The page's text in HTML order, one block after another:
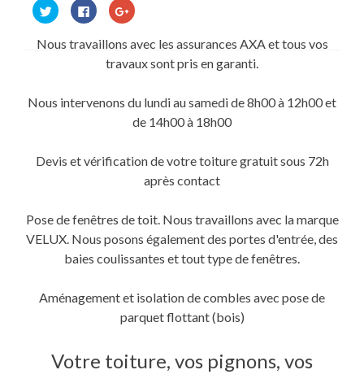
Cliquez
pour
partager
Twitter(ouvre
Cliquez
pour
partager
sur
Facebook(ouvre
dans
une
Cliquez
pour
Google+
dans
fenêtre)
Nous travaillons avec les assurances AXA et tous vos
travaux sont pris en garanti.
Nous intervenons du lundi au samedi de 8h00 à 12h00 et
de 14h00 à 18h00
Devis et vérification de votre toiture gratuit sous 72h
après contact
Pose de fenêtres de toit. Nous travaillons avec la marque
VELUX. Nous posons également des portes d'entrée, des
baies coulissantes et tout type de fenêtres.
Aménagement et isolation de combles avec pose de
parquet flottant (bois)
Votre toiture, vos pignons, vos